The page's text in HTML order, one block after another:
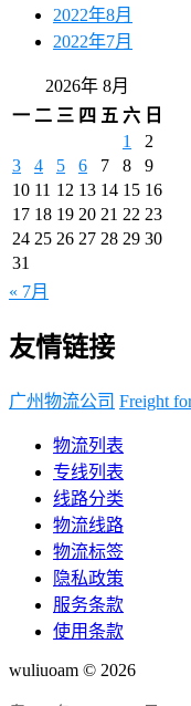
2022年8月
2022年7月
2026年 8月
一 二 三 四 五 六 日
1
2
3
4 5 6 7 8
9
10 11 12 13 14 15 16
17 18 19 20 21 22 23
24 25 26 27 28 29 30
31
« 7月
友情链接
广州物流公司 Freight
物流列表
专线列表
线路分类
物流线路
物流标签
隐私政策
服务条款
使用条款
wuliuoam © 2026